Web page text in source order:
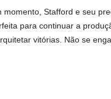
momento, Stafford e seu
para continuar a
vitórias. Não se